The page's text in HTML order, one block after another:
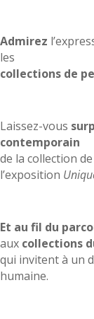
Admirez
les
collections de
Laissez-vous
contemporain
de la collection
l’exposition
Et au fil du
aux collections
qui invitent à un
humaine.